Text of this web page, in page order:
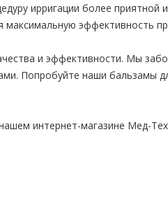
ирригации более приятной
максимальную эффективность
и эффективности. Мы
Попробуйте наши бальзамы
интернет-магазине Мед-